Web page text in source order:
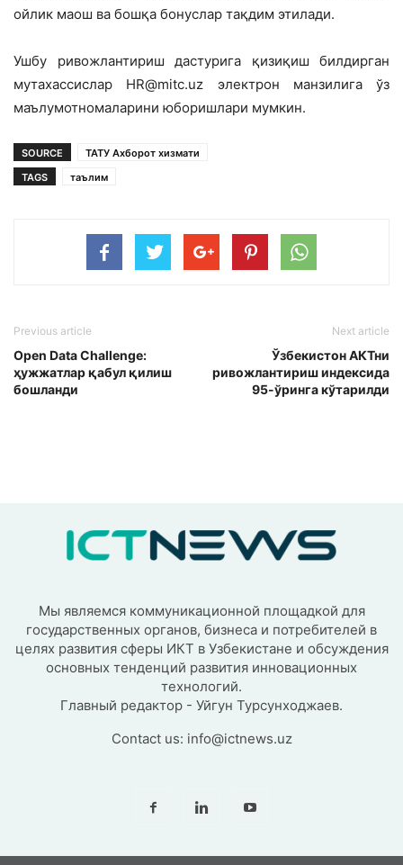
ойлик маош ва бошқа бонуслар тақдим этилади.
Ушбу ривожлантириш дастурига қизиқиш билдирган
мутахассислар HR@mitc.uz электрон манзилига ўз
маълумотномаларини юборишлари мумкин.
SOURCE
ТАТУ Ахборот хизмати
TAGS
таълим
Previous article
Open Data Challenge:
ҳужжатлар қабул қилиш
бошланди
Next article
Ўзбекистон АКТни
ривожлантириш индексида
95-ўринга кўтарилди
Мы являемся коммуникационной площадкой для
государственных органов, бизнеса и потребителей в
целях развития сферы ИКТ в Узбекистане и обсуждения
основных тенденций развития инновационных
технологий.
Главный редактор - Уйгун Турсунходжаев.
Contact us: info@ictnews.uz